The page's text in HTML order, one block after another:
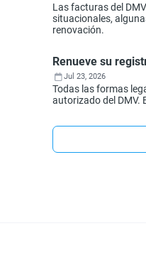
Las facturas del
situacionales,
renovación.
Renueve su
Jul 23, 2026
Todas las formas
autorizado del DMV.